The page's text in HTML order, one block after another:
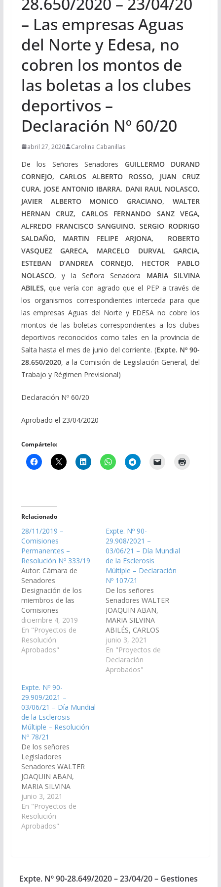
– Las empresas Aguas
del Norte y Edesa, no
cobren los montos de
las boletas a los clubes
deportivos –
Declaración Nº 60/20
abril 27, 2020 Carolina Cabanillas
De los Señores Senadores GUILLERMO DURAND
CORNEJO, CARLOS ALBERTO ROSSO, JUAN CRUZ
CURA, JOSE ANTONIO IBARRA, DANI RAUL NOLASCO,
JAVIER ALBERTO MONICO GRACIANO, WALTER
HERNAN CRUZ, CARLOS FERNANDO SANZ VEGA,
ALFREDO FRANCISCO SANGUINO, SERGIO RODRIGO
SALDAÑO, MARTIN FELIPE ARJONA, ROBERTO
VASQUEZ GARECA, MARCELO DURVAL GARCIA,
ESTEBAN D’ANDREA CORNEJO, HECTOR PABLO
NOLASCO, y la Señora Senadora MARIA SILVINA
ABILES, que vería con agrado que el PEP a través de
los organismos correspondientes interceda para que
las empresas Aguas del Norte y EDESA no cobre los
montos de las boletas correspondientes a los clubes
deportivos reconocidos como tales en la provincia de
Salta hasta el mes de junio del corriente. (Expte. Nº 90-
28.650/2020, a la Comisión de Legislación General, del
Trabajo y Régimen Previsional)
Declaración Nº 60/20
Aprobado el 23/04/2020
Compártelo:
Relacionado
28/11/2019 –
Comisiones
Permanentes –
Resolución Nº 333/19
Autor: Cámara de
Senadores
Designación de los
miembros de las
Comisiones
Permanentes de la
Cámara de Senadores,
que a continuación se
consignan: Economía,
ABILES, María Silvina.
SOTO, Jorge
Pablo. …
diciembre 4, 2019
En "Proyectos de
Resolución
Aprobados"
Expte. Nº 90-
29.908/2021 –
03/06/21 – Día Mundial
de la Esclerosis
Múltiple – Declaración
Nº 107/21
De los señores
Senadores WALTER
JOAQUIN ABAN,
MARIA SILVINA
ABILÉS, CARLOS
NICOLAS AMPUERO,
MARTIN FELIPE
ARJONA, WALTER
HERNAN CRUZ, JUAN
junio 3, 2021
En "Proyectos de
Declaración
Aprobados"
Expte. Nº 90-
29.909/2021 –
03/06/21 – Día Mundial
de la Esclerosis
Múltiple – Resolución
Nº 78/21
De los señores
Legisladores
Senadores WALTER
JOAQUIN ABAN,
MARIA SILVINA
ABILÉS, CARLOS
NICOLAS AMPUERO,
MARTIN FELIPE
ARJONA, WALTER
CORNEJO, MASHUR
junio 3, 2021
En "Proyectos de
Resolución
Aprobados"
Expte. Nº 90-28.649/2020 – 23/04/20 – Gestiones